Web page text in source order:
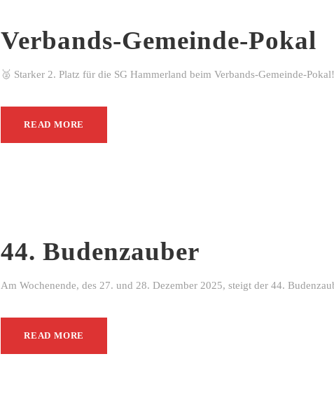
Verbands-Gemeinde-Pokal
🥈 Starker 2. Platz für die SG Hammerland beim Verbands-Gemeinde-
READ MORE
44. Budenzauber
Am Wochenende, des 27. und 28. Dezember 2025, steigt der 44.
READ MORE